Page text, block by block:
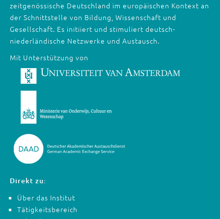
zeitgenössische Deutschland im europäischen Kontext an
der Schnittstelle von Bildung, Wissenschaft und
Gesellschaft. Es initiiert und stimuliert deutsch-
niederländische Netzwerke und Austausch.
Mit Unterstützung von
Direkt zu:
Über das Institut
Tätigkeitsbereich